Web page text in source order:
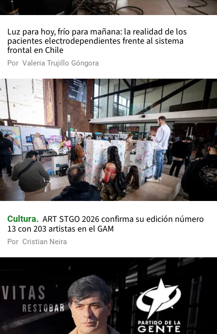
Luz para hoy, frío para mañana: la realidad de los
pacientes electrodependientes frente al sistema
frontal en Chile
Por Valeria Trujillo Góngora
Cultura
ART STGO 2026 confirma su edición número
13 con 203 artistas en el GAM
Por Cristian Neira